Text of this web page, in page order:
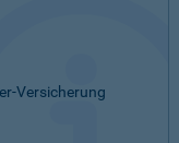
Versicherung